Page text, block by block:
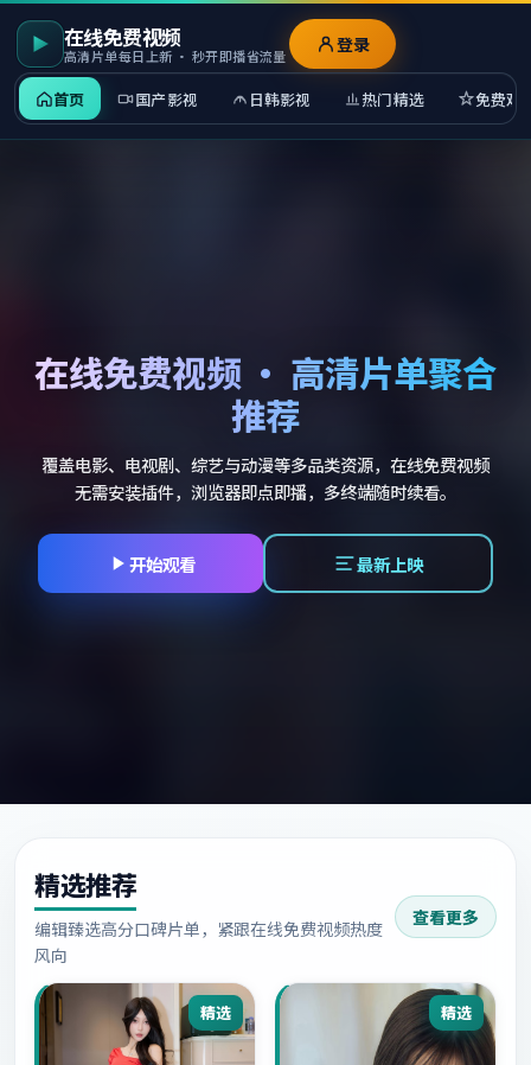
在线免费视频
高清片单每日上新 · 秒开即播省流量
首页 国产影视 日韩影视 热门精选 免费观
登录
在线免费视频 · 高清片单聚合
推荐
覆盖电影、电视剧、综艺与动漫等多品类资源，在线免费视频
无需安装插件，浏览器即点即播，多终端随时续看。
开始观看 最新上映
精选推荐
编辑臻选高分口碑片单，紧跟在线免费视频热度
风向
查看更多
精选 精选